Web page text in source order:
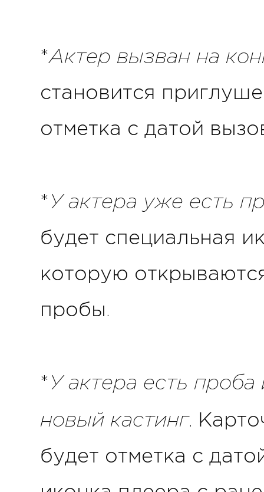
*Актер вызван на
становится
отметка с датой
* У актера уже есть
будет специальная
которую
пробы.
* У актера есть
новый кастинг.
будет отметка с